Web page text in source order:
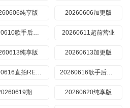
纯享版 20260606加更版
20260610歌手后花园 20260611超前营业
纯享版 20260613加更版
20260616直拍REACTION 20260616歌手后花园
期 20260620纯享版